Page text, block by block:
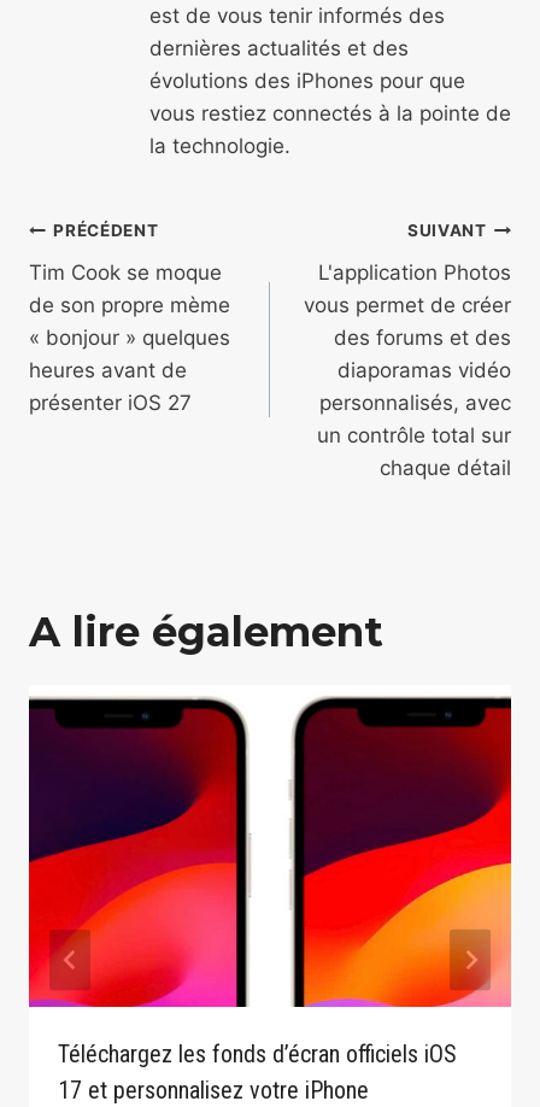
est de vous tenir informés des
dernières actualités et des
évolutions des iPhones pour que
vous restiez connectés à la pointe de
la technologie.
Navigation
de
l’article
PRÉCÉDENT
Tim Cook se moque
de son propre mème
« bonjour » quelques
heures avant de
présenter iOS 27
SUIVANT
L'application Photos
vous permet de créer
des forums et des
diaporamas vidéo
personnalisés, avec
un contrôle total sur
chaque détail
A lire également
Téléchargez les fonds d’écran officiels iOS
17 et personnalisez votre iPhone